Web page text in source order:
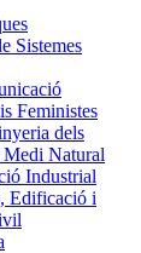
Sistemes
Feministes
dels
Natural
Industrial
Edificació i